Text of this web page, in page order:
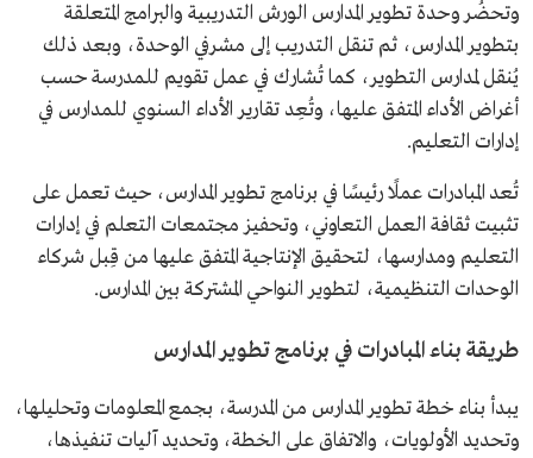
وتحضُر وحدة تطوير المدارس الورش التدريبية والبرامج المتعلقة
بتطوير المدارس، ثم تنقل التدريب إلى مشرفي الوحدة، وبعد ذلك
يُنقل لمدارس التطوير، كما تُشارك في عمل تقويم للمدرسة حسب
أغراض الأداء المتفق عليها، وتُعِد تقارير الأداء السنوي للمدارس في
إدارات التعليم.
تُعد المبادرات عملًا رئيسًا في برنامج تطوير المدارس، حيث تعمل على
تثبيت ثقافة العمل التعاوني، وتحفيز مجتمعات التعلم في إدارات
التعليم ومدارسها، لتحقيق الإنتاجية المتفق عليها من قِبل شركاء
الوحدات التنظيمية، لتطوير النواحي المشتركة بين المدارس.
طريقة بناء المبادرات في برنامج تطوير المدارس
يبدأ بناء خطة تطوير المدارس من المدرسة، بجمع المعلومات وتحليلها،
وتحديد الأولويات، والاتفاق على الخطة، وتحديد آليات تنفيذها،